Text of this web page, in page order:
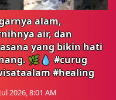
alam,
air, dan
yang bikin hati
🌿💧 #curug
#healing
2026, 8:01 AM